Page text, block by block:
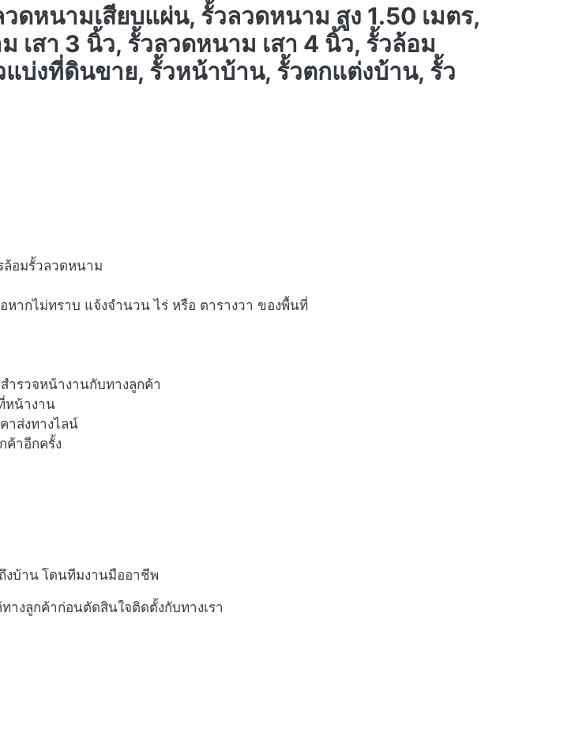
หนามเสียบแผ่น, รั้วลวดหนาม สูง 1.50 เมตร,
เสา 3 นิ้ว, รั้วลวดหนาม เสา 4 นิ้ว, รั้วล้อม
บ่งที่ดินขาย, รั้วหน้าบ้าน, รั้วตกแต่งบ้าน, รั้ว
ล้อมรั้วลวดหนาม
ากไม่ทราบ แจ้งจำนวน ไร่ หรือ ตารางวา ของพื้นที่
ำรวจหน้างานกับทางลูกค้า
หน้างาน
าส่งทางไลน์
ค้าอีกครั้ง
งบ้าน โดนทีมงานมืออาชีพ
างลูกค้าก่อนตัดสินใจติดตั้งกับทางเรา